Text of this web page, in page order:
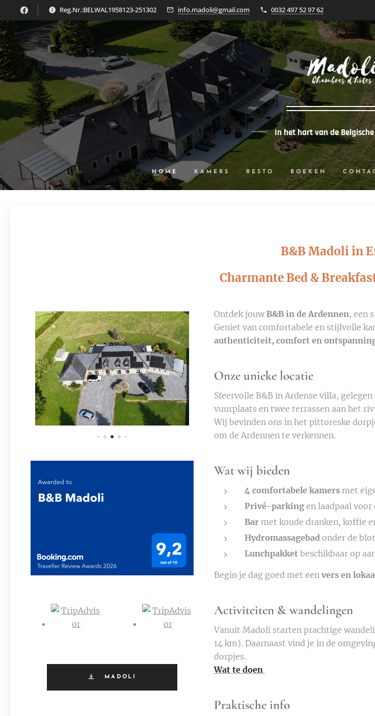
Reg.Nr.:BELWAL1958123-251302 info.madoli@gmail.com 0032 497 52 97 62
In het hart van de
HOME KAMERS RESTO BOEKEN
B&B Madoli in
Charmante Bed &
MADOLI
Ontdek jouwB&B in de Ardennen, een
Geniet van comfortabele en stijlvolle
authenticiteit, comfort en
Onze unieke locatie
Sfeervolle B&B in Ardense villa, gelegen
vuurplaats en twee terrassen aan het
Wij bevinden ons in het pittoreske
om de Ardennen te verkennen.
Wat wij bieden
4 comfortabele kamersmet
Privé-parkingen laadpaal voor
Barmet koude dranken, koffie
Hydromassagebadonder de
Lunchpakket beschikbaar op
Begin je dag goed met een vers en
Activiteiten & wandelingen
Vanuit Madoli starten prachtige
14 km). Daarnaast vind je in de
dorpjes.
Wat te doen
Praktische info